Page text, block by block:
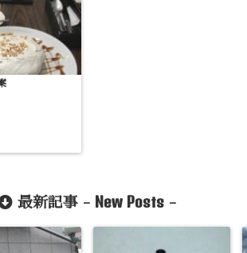
最新記事 - New Posts -